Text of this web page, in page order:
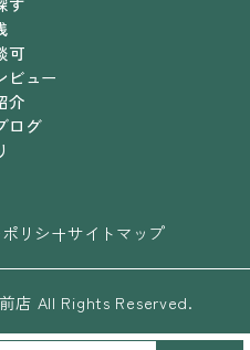
可
ビュー
介
ログ
リシーサイトマップ
店 All Rights Reserved.